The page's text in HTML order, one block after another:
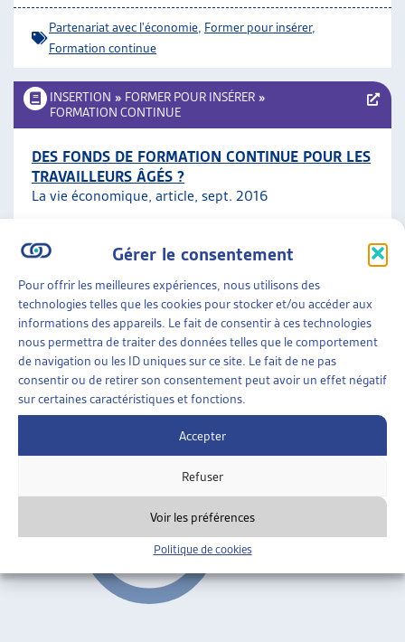
Gérer le consentement
Pour offrir les meilleures expériences, nous utilisons des
technologies telles que les cookies pour stocker et/ou accéder aux
informations des appareils. Le fait de consentir à ces technologies
nous permettra de traiter des données telles que le comportement
de navigation ou les ID uniques sur ce site. Le fait de ne pas
consentir ou de retirer son consentement peut avoir un effet négatif
sur certaines caractéristiques et fonctions.
Accepter
Refuser
Voir les préférences
Politique de cookies
Partenariat avec l'économie Former pour insérer,
Formation continue
INSERTION » FORMER POUR INSÉRER »
FORMATION CONTINUE
DES FONDS DE FORMATION CONTINUE POUR LES
TRAVAILLEURS ÂGÉS ?
La vie économique, article, sept. 2016
Formation continue
INSERTION»FORMER POUR INSÉRER
LA LOI SUR LA FORMATION CONTINUE: UNE
CHANCE ET UN ENJEU MAJEUR POUR ATTEINDRE
UNE MEILLEURE ÉGALITÉ DES CHANCES
Josiane Aubert, dossier du mois, janv. 2012